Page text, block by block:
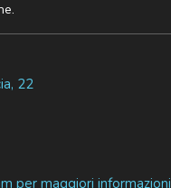
22
per maggiori informazioni